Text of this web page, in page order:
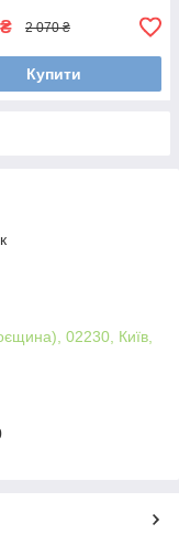
₴ 2 070 ₴
Купити
02230, Київ,